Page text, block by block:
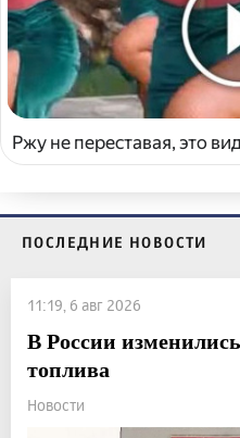
Ржу не переставая, это
ПОСЛЕДНИЕ НОВОСТИ
11:19, 6 авг 2026
В России
топлива
Новости